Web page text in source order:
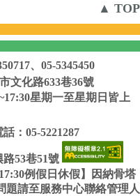
▲ TOP
、05-5345450
文化路633巷36號
星期一至星期日皆上
話：05-5221287
53巷51號
例假日休假】因納骨塔
題請至服務中心聯絡管理人